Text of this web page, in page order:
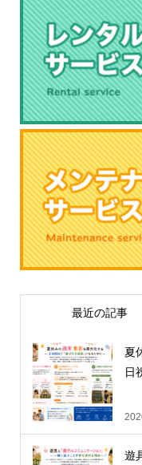
最近の記事
夏
日
遊